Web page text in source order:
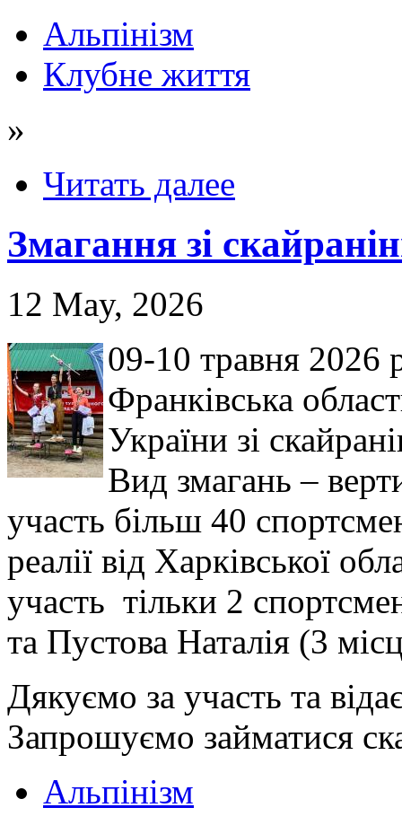
Альпінізм
Клубне життя
»
Читать далее
Змагання зі
12 May, 2026
09-10 травня 2026
Франківська
України зі
Вид змагань –
участь більш 40
реалії від Харківської
участь тільки 2
та Пустова Наталія (3
Дякуємо за участь та
Запрошуємо займатися
Альпінізм